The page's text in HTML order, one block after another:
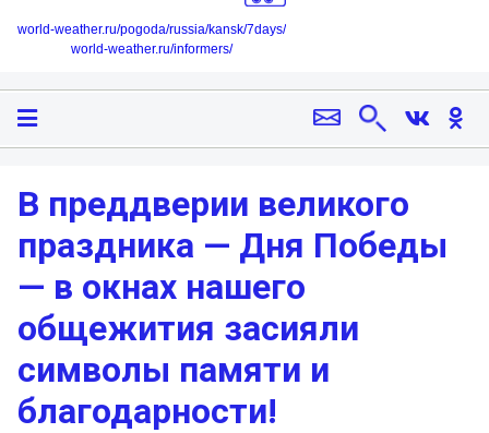
world-weather.ru/pogoda/russia/kansk/7days/
world-weather.ru/informers/
В преддверии великого
праздника — Дня Победы
— в окнах нашего
общежития засияли
символы памяти и
благодарности!